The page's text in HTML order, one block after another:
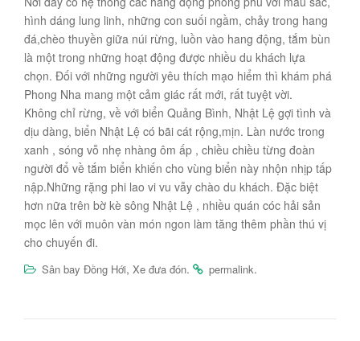
hình dáng lung linh, những con suối ngầm, chảy trong hang
đá,chèo thuyền giữa núi rừng, luồn vào hang động, tắm bùn
là một trong những hoạt động được nhiều du khách lựa
chọn. Đối với những người yêu thích mạo hiểm thì khám phá
Phong Nha mang một cảm giác rất mới, rất tuyệt vời.
Không chỉ rừng, về với biển Quảng Bình, Nhật Lệ gợi tình và
dịu dàng, biển Nhật Lệ có bãi cát rộng,mịn. Làn nước trong
xanh , sóng vỗ nhẹ nhàng ôm ấp , chiều chiều từng đoàn
người đổ về tắm biển khiến cho vùng biển này nhộn nhịp tấp
nập.Những rặng phi lao vi vu vẫy chào du khách. Đặc biệt
hơn nữa trên bờ kè sông Nhật Lệ , nhiều quán cóc hải sản
mọc lên với muôn vàn món ngon làm tăng thêm phần thú vị
cho chuyến đi.
Sân bay Đồng Hới, Xe đưa đón. permalink.